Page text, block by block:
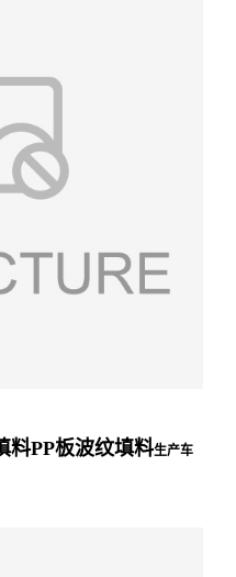
料PP板波纹填料生产车